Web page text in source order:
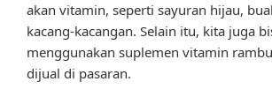
akan vitamin, seperti sayuran hijau,
kacang-kacangan. Selain itu, kita juga
menggunakan suplemen vitamin
dijual di pasaran.